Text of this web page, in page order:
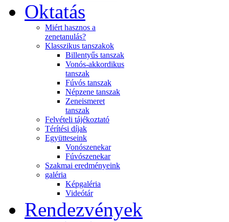
Oktatás
Miért hasznos a
zenetanulás?
Klasszikus tanszakok
Billentyűs tanszak
Vonós-akkordikus
tanszak
Fúvós tanszak
Népzene tanszak
Zeneismeret
tanszak
Felvételi tájékoztató
Térítési díjak
Együtteseink
Vonószenekar
Fúvószenekar
Szakmai eredményeink
galéria
Képgaléria
Videótár
Rendezvények